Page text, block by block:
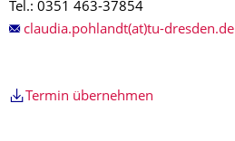
Tel.: 0351 463-37854
claudia.pohlandt(at)tu-dresden.de
Termin übernehmen